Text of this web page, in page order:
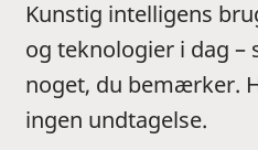
Kunstig intelligens
og teknologier i dag –
noget, du bemærker.
ingen undtagelse.